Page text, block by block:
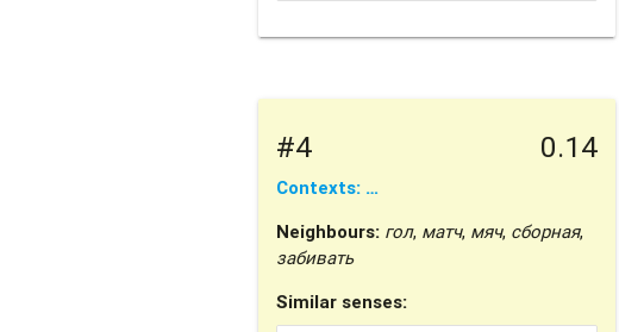
#4 0.14
Contexts: …
Neighbours: гол, матч, мяч, сборная,
забивать
Similar senses: